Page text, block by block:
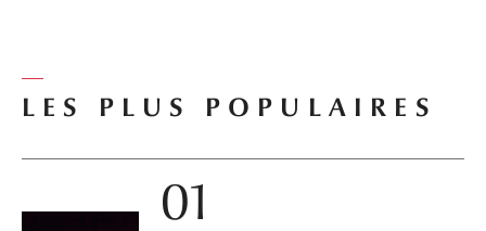
LES PLUS POPULAIRES